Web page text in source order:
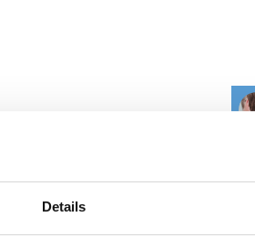
Details
op het strand bij
in horeca naar keuze. Ook op
deze Robinson aan Tafel